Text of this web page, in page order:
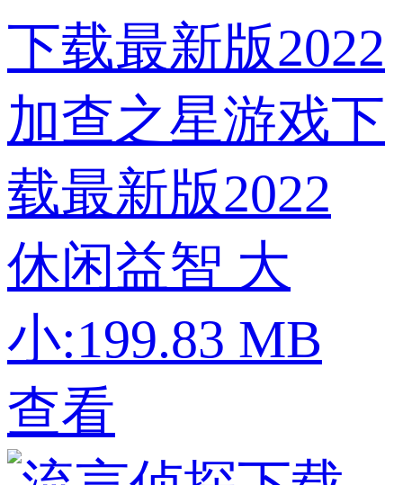
加查之星游戏下
载最新版2022
休闲益智 大
小:199.83 MB
查看